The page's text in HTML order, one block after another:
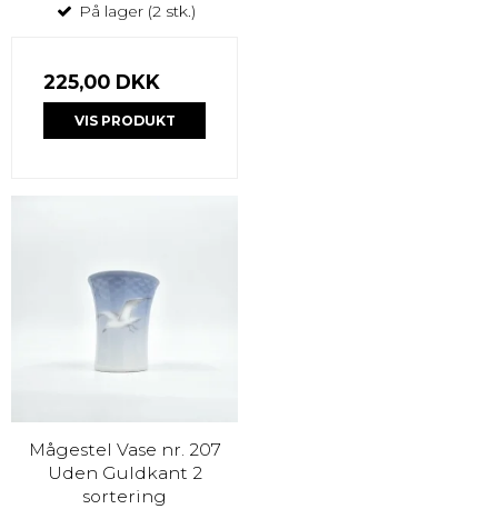
På lager (2 stk.)
225,00 DKK
VIS PRODUKT
Mågestel Vase nr. 207
Uden Guldkant 2
sortering